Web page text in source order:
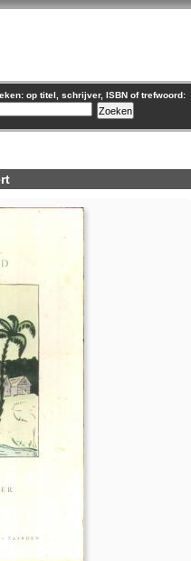
op titel, schrijver, ISBN of trefwoord: